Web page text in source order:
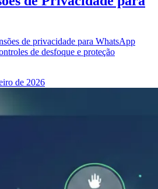
de privacidade para WhatsApp
de desfoque e proteção
de 2026